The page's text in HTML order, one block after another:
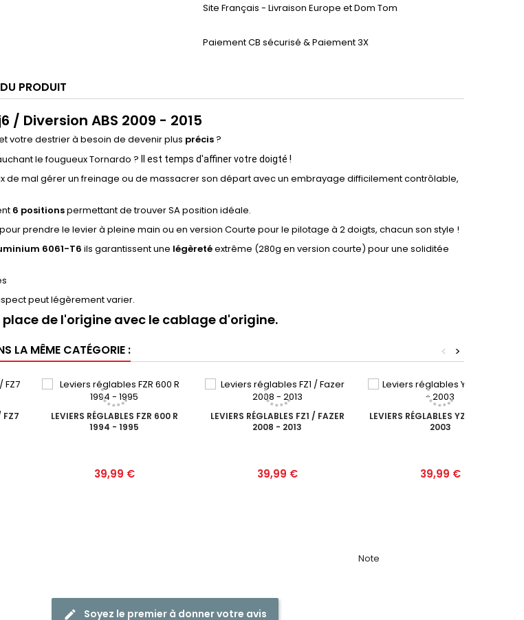
Site Français - Livraison Europe et Dom Tom
Paiement CB sécurisé & Paiement 3X
PRODUIT
/ Diversion ABS 2009 - 2015
votre destrier à besoin de devenir plus précis ?
le fougueux Tornardo ?
Il est temps d'affiner votre doigté !
de mal gérer un freinage ou de massacrer son départ avec un embrayage difficilement contrôlable,
6 positionspermettant de trouver SA position idéale.
prendre le levier à pleine main ou en version Courte pour le pilotage à 2 doigts, chacun son style !
6061-T6 ils garantissent une légèretéextrême (280g en version courte) pour une soliditée
peut légèrement varier.
de l'origine avec le cablage d'origine.
LA MÊME CATÉGORIE : >
<
FZ7
LEVIERS RÉGLABLES FZR 600 R
1994 - 1995
Prix
39,99 €
LEVIERS RÉGLABLES FZ1 / FAZER
2008 - 2013
Prix
39,99 €
LEVIERS RÉGLABLES YZF R1 2002 -
2003
Prix
39,99 €
Note
Soyez le premier à donner votre avis